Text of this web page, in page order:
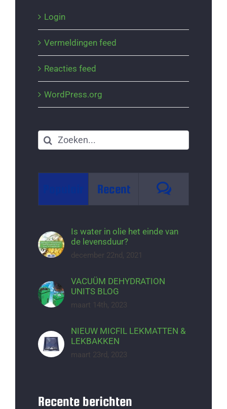
Login
Vermeldingen feed
Reacties feed
WordPress.org
Zoeken
naar:
Recent Reacties
Is water in olie het einde van
de levensduur?
december 22nd, 2021
VACUÜM DEHYDRATION
UNITS BLOG
maart 14th, 2023
NIEUW MICFIL LEKMATTEN &
LEKBAKKEN
maart 23rd, 2023
Recente berichten